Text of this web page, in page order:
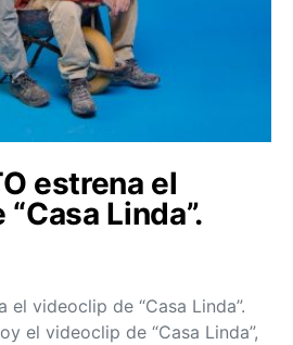
estrena el
Linda”.
el videoclip de “Casa Linda”.
el videoclip de “Casa Linda”,